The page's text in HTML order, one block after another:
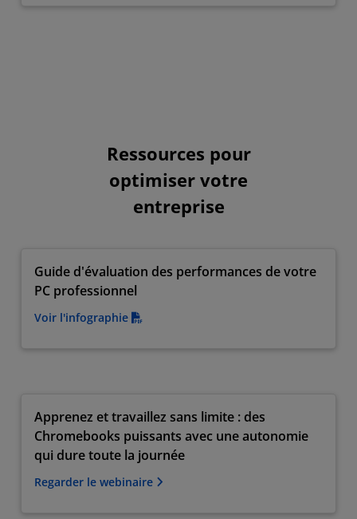
Ressources pour
optimiser votre
entreprise
Guide d'évaluation des performances de votre
PC professionnel
Voir l'infographie
Apprenez et travaillez sans limite : des
Chromebooks puissants avec une autonomie
qui dure toute la journée
Regarder le webinaire